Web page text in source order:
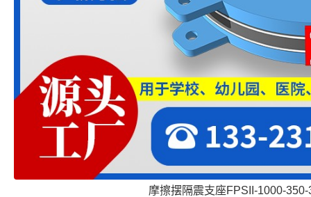
摩擦摆隔震支座FPSII-1000-350-